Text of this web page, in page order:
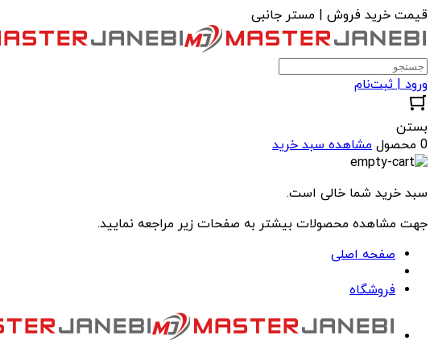
قیمت خرید فروش | مستر جانبی
ورود | ثبت‌نام
بستن
0 محصول
مشاهده سبد خرید
سبد خرید شما خالی است.
جهت مشاهده محصولات بیشتر به صفحات زیر مراجعه نمایید.
صفحه اصلی
فروشگاه